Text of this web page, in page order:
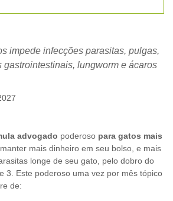
impede infecções parasitas, pulgas,
gastrointestinais, lungworm e ácaros
advogado poderoso para gatos mais
mais dinheiro em seu bolso, e mais
longe de seu gato, pelo dobro do
3. Este poderoso uma vez por mês tópico
de: